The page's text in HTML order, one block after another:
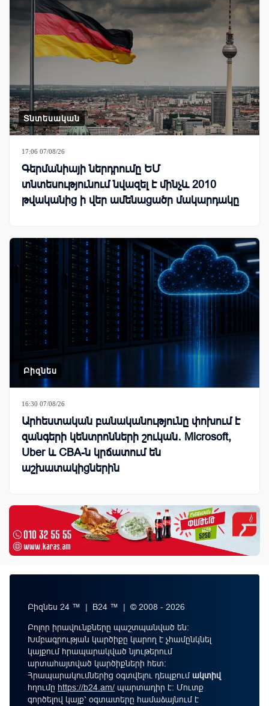
Տնտեսական
17:06 07/08/26
Գերմանիայի ներդրումը ԵՄ
տնտեսությունում նվազել է մինչև 2010
թվականից ի վեր ամենացածր մակարդակը
Բիզնես
16:30 07/08/26
Արհեստական բանականությունը փոխում է
զանգերի կենտրոնների շուկան․ Microsoft,
Uber և CBA-ն կրճատում են
աշխատակիցներին
Բիզնես 24 ™ | B24 ™ | © 2008 - 2026
Բոլոր իրավունքները պաշտպանված են:
Խմբագրության կարծիքը կարող է չհամընկնել
կայքում հրապարակված նյութերում
արտահայտված կարծիքների հետ:
Հրապարակումներից օգտվելու դեպքումակտիվ
հղումը https://b24.am/ պարտադիր է: Մուտք
գործելով կայք՝ օգտատերը համաձայնում է